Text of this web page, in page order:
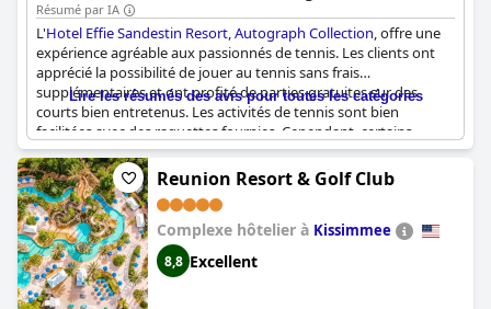
professionnels certifiés.
Résumé par IA
L'Hotel Effie Sandestin Resort, Autograph Collection, offre une
expérience agréable aux passionnés de tennis. Les clients ont
apprécié la possibilité de jouer au tennis sans frais
supplémentaires et ont profité de parties gratuites sur des
courts bien entretenus. Les activités de tennis sont bien
facilitées avec des raquettes fournies. Cependant, certains
clients ont mentionné que des équipements spécialisés comme
le Bermuda à pagaie ne sont accessibles qu'après avoir reçu une
formation adéquate. Bien que quelques personnes aient
rencontré des désagréments, comme le service de chambre qui
a mal géré des objets personnels, tels que des chaussures de
tennis nouvellement achetées, les commentaires généraux
soulignent l'engagement de l'hôtel à offrir des expériences de
tennis agréables à ses clients.
Lire les résumés des avis pour toutes les catégories
Reunion Resort & Golf Club
Complexe hôtelier à Kissimmee
8,8 Excellent